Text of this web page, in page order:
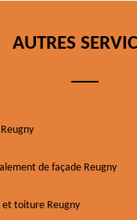
AUTRES
de façade Reugny
et toiture Reugny